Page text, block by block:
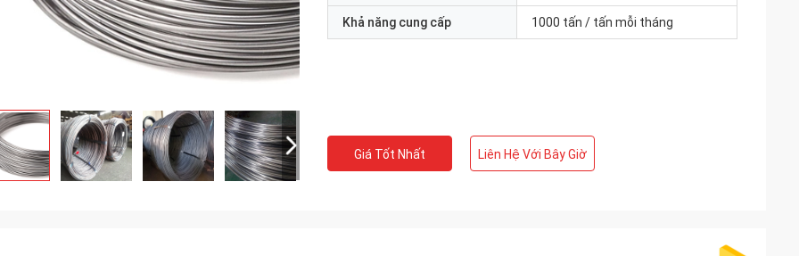
Khả năng cung cấp 1000 tấn / tấn mỗi tháng
Giá Tốt Nhất Liên Hệ Với Bây Giờ